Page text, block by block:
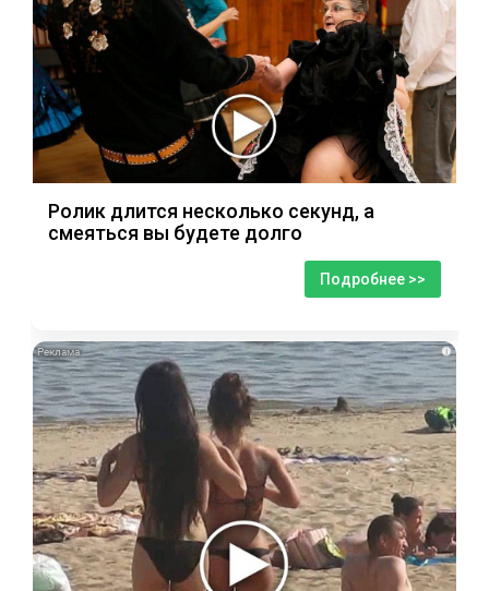
Ролик длится несколько секунд, а
смеяться вы будете долго
Подробнее >>
i